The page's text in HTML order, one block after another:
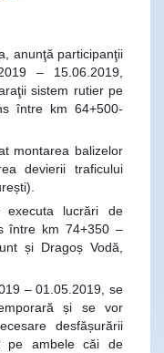
anunţă participanţii
– 15.06.2019,
sistem rutier pe
între km 64+500-
montarea balizelor
devierii traficului
lucrări de
între km 74+350 –
și Dragoș Vodă,
– 01.05.2019, se
și se vor
desfășurării
pe ambele căi de